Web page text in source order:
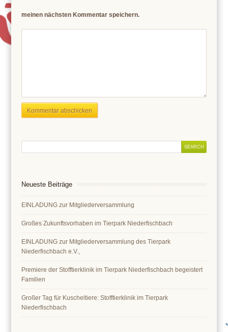
meinen nächsten Kommentar speichern.
Neueste Beiträge
EINLADUNG zur Mitgliederversammlung
Großes Zukunftsvorhaben im Tierpark Niederfischbach
EINLADUNG zur Mitgliederversammlung des Tierpark
Niederfischbach e.V.,
Premiere der Stofftierklinik im Tierpark Niederfischbach begeistert
Familien
Großer Tag für Kuscheltiere: Stofftierklinik im Tierpark
Niederfischbach